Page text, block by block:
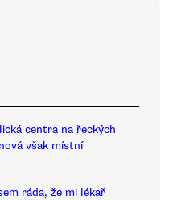
centra na řeckých
však místní
ráda, že mi lékař